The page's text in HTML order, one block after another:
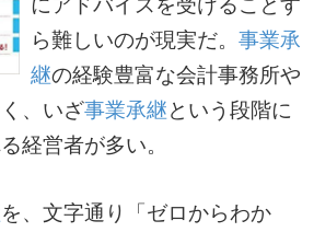
ら難しいのが現実だ。 事業承
継の経験豊富な会計事務所や
、いざ事業承継という段階に
経営者が多い。
を、文字通り「ゼロからわか